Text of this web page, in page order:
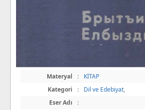
Materyal :
KİTAP
Kategori
: Dil ve Edebiyat,
Eser Adı
: